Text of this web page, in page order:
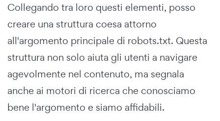
Collegando tra loro questi elementi, posso
creare una struttura coesa attorno
all'argomento principale di robots.txt. Questa
struttura non solo aiuta gli utenti a navigare
agevolmente nel contenuto, ma segnala
anche ai motori di ricerca che conosciamo
bene l'argomento e siamo affidabili.